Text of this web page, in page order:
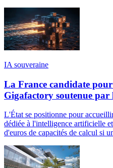
IA souveraine
La France candidate
Gigafactory soutenue
L'État se positionne pour
dédiée à l'intelligence artificielle
d'euros de capacités de calcul si